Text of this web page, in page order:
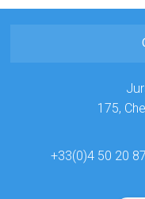
175,
+33(0)4 50 20